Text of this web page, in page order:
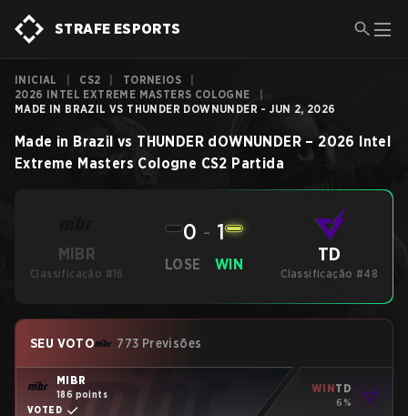
STRAFE ESPORTS
INICIAL CS2 TORNEIOS
2026 INTEL EXTREME MASTERS COLOGNE
MADE IN BRAZIL VS THUNDER DOWNUNDER - JUN 2, 2026
Made in Brazil vs THUNDER dOWNUNDER – 2026 Intel
Extreme Masters Cologne CS2 Partida
MIBR
Classificação #16
LOSE
0 - 1
WIN TD
Classificação #48
SEU VOTO 773 Previsões
MIBR
186 points
VOTED
WINTD
6%